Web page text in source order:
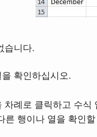
습니다.
확인하십시오.
례로 클릭하고 수
른 행이나 열을 확인